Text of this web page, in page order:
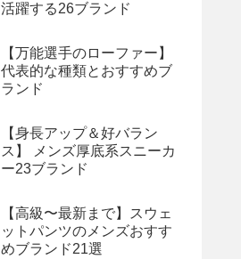
活躍する26ブランド
【万能選手のローファー】
代表的な種類とおすすめブ
ランド
【身長アップ＆好バラン
ス】 メンズ厚底系スニーカ
ー23ブランド
【高級〜最新まで】スウェ
ットパンツのメンズおすす
めブランド21選